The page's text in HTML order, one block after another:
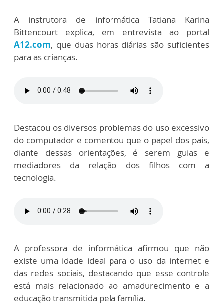
A instrutora de informática Tatiana Karina
Bittencourt explica, em entrevista ao portal
A12.com, que duas horas diárias são suficientes
para as crianças.
Destacou os diversos problemas do uso excessivo
do computador e comentou que o papel dos pais,
diante dessas orientações, é serem guias e
mediadores da relação dos filhos com a
tecnologia.
A professora de informática afirmou que não
existe uma idade ideal para o uso da internet e
das redes sociais, destacando que esse controle
está mais relacionado ao amadurecimento e a
educação transmitida pela família.